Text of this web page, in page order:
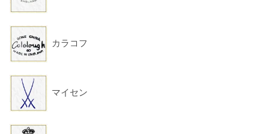
カラコフ
マイセン